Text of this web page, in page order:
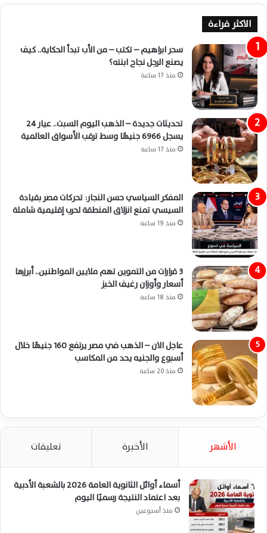
الاكثر قراءة
سحر ابراهيم – تكتب – من الأب تبدأ الحكاية.. كيف
يصنع الرجل نجاح ابنته؟
منذ 17 ساعة
تحديثات جديدة – الذهب اليوم السبت.. عيار 24
يسجل 6966 جنيهًا وسط ترقب الأسواق العالمية
منذ 17 ساعة
المفكر السياسي حسن النجار: تحركات مصر بقيادة
السيسي تمنع انزلاق المنطقة لحرب إقليمية شاملة
منذ 19 ساعة
3 قرارات من التموين تهم ملايين المواطنين.. أبرزها
أسعار وأوزان رغيف الخبز
منذ 18 ساعة
عاجل الان – الذهب في مصر يرتفع 160 جنيهًا خلال
أسبوع والجنيه يحد من المكاسب
منذ 20 ساعة
الأشهر الأخيرة تعليقات
أسماء أوائل الثانوية العامة 2026 بالشعبة الأدبية
بعد اعتماد النتيجة رسميًا اليوم
منذ أسبوعين